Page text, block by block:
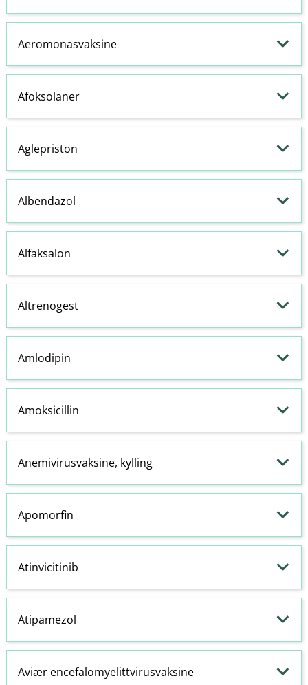
Aeromonasvaksine
Afoksolaner
Aglepriston
Albendazol
Alfaksalon
Altrenogest
Amlodipin
Amoksicillin
Anemivirusvaksine, kylling
Apomorfin
Atinvicitinib
Atipamezol
Aviær encefalomyelittvirusvaksine